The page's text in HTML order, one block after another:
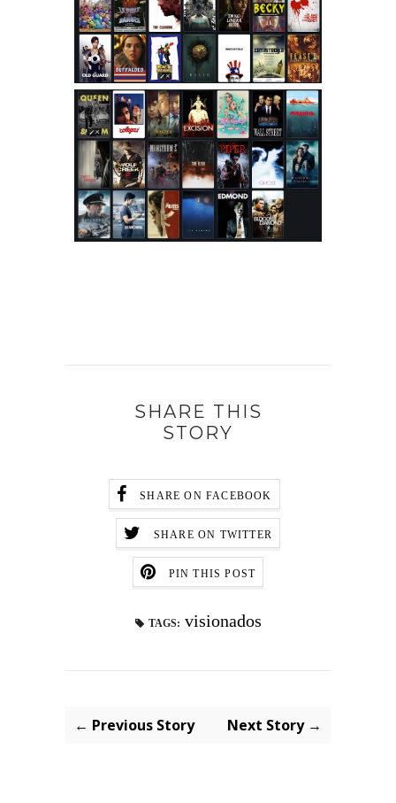
SHARE THIS
STORY
SHARE ON FACEBOOK
SHARE ON TWITTER
PIN THIS POST
TAGS: visionados
← Previous Story Next Story →